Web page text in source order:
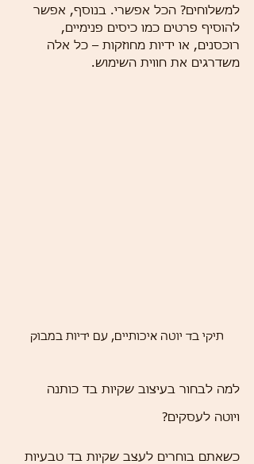
למשלוחים? הכל אפשרי. בנוסף, אפשר
להוסיף פרטים כמו כיסים פנימיים,
רוכסנים, או ידיות מחוזקות – כל אלה
משדרגים את חווית השימוש.
תיקי בד יוטה איכותיים, עם ידיות במבוק
למה לבחור בעיצוב שקיות בד כותנה
ויוטה לעסקים?
כשאתם בוחרים לעצב שקיות בד טבעיות